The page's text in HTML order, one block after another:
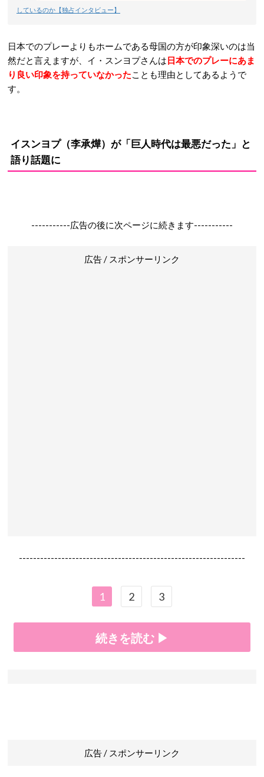
しているのか【独占インタビュー】
日本でのプレーよりもホームである母国の方が印象深いのは当
然だと言えますが、イ・スンヨプさんは日本でのプレーにあま
り良い印象を持っていなかったことも理由としてあるようで
す。
イスンヨプ（李承燁）が「巨人時代は最悪だった」と
語り話題に
-----------広告の後に次ページに続きます-----------
広告 / スポンサーリンク
----------------------------------------------------------------
1 2 3
続きを読む ▶
広告 / スポンサーリンク